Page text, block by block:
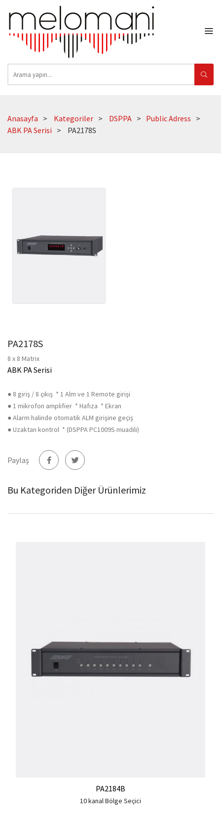
Anasayfa Kategoriler DSPPA
Public Adress
ABK PA Serisi
PA2178S
PA2178S
8 x 8 Matrix
ABK PA Serisi
● 8 giriş / 8 çıkış * 1 Alm ve 1 Remote girişi
● 1 mikrofon amplifier * Hafıza * Ekran
● Alarm halinde otomatik ALM girişine geçiş
● Uzaktan kontrol * (DSPPA PC1009S muadili)
Paylaş
Bu Kategoriden Diğer Ürünlerimiz
PA2184B
10 kanal Bölge Seçici